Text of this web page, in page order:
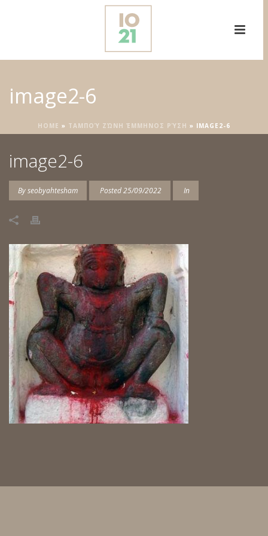
image2-6
HOME » ΤΑΜΠΟΎ ΖΏΝΗ ΈΜΜΗΝΟΣ ΡΎΣΗ » IMAGE2-6
image2-6
Byseobyahtesham Posted25/09/2022 In